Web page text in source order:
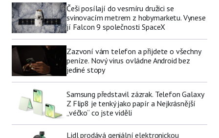
Češi posílají do vesmíru družici se
svinovacím metrem z hobymarketu. Vynese
jí Falcon 9 společnosti SpaceX
Zazvoní vám telefon a přijdete o všechny
peníze. Nový virus ovládne Android bez
jediné stopy
Samsung představil zázrak. Telefon Galaxy
Z Flip8 je tenký jako papír a Nejkrásnější
„véčko“ co jste viděli
Lidl prodává geniální elektronickou